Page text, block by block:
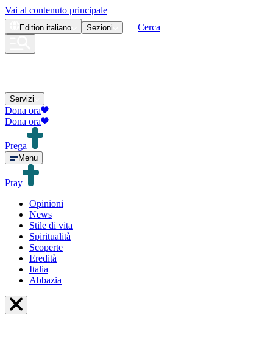
Vai al contenuto principale
Edition italiano Sezioni Cerca
Servizi
Dona ora
Dona ora
Prega
Menu
Pray
Opinioni
News
Stile di vita
Spiritualità
Scoperte
Eredità
Italia
Abbazia